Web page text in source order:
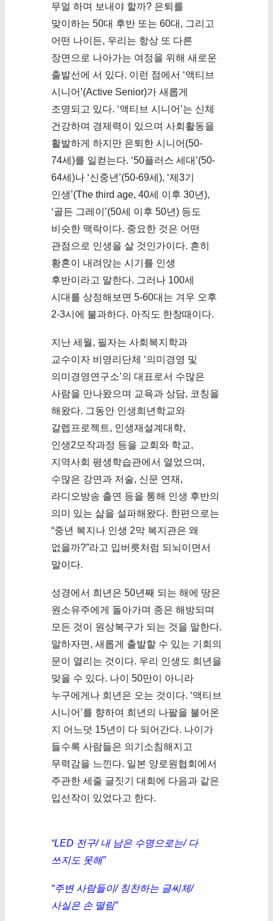
무얼 하며 보내야 할까? 은퇴를
맞이하는 50대 후반 또는 60대, 그리고
어떤 나이든, 우리는 항상 또 다른
장면으로 나아가는 여정을 위해 새로운
출발선에 서 있다. 이런 점에서 ‘액티브
시니어’(Active Senior)가 새롭게
조명되고 있다. ‘액티브 시니어’는 신체
건강하며 경제력이 있으며 사회활동을
활발하게 하지만 은퇴한 시니어(50-
74세)를 일컫는다. ‘50플러스 세대’(50-
64세)나 ‘신중년’(50-69세), ‘제3기
인생’(The third age, 40세 이후 30년),
‘골든 그레이’(50세 이후 50년) 등도
비슷한 맥락이다. 중요한 것은 어떤
관점으로 인생을 살 것인가이다. 흔히
황혼이 내려앉는 시기를 인생
후반이라고 말한다. 그러나 100세
시대를 상정해보면 5-60대는 겨우 오후
2-3시에 불과하다. 아직도 한창때이다.
지난 세월, 필자는 사회복지학과
교수이자 비영리단체 ‘의미경영 및
의미경영연구소’의 대표로서 수많은
사람을 만나왔으며 교육과 상담, 코칭을
해왔다. 그동안 인생희년학교와
갈렙프로젝트, 인생재설계대학,
인생2모작과정 등을 교회와 학교,
지역사회 평생학습관에서 열었으며,
수많은 강연과 저술, 신문 연재,
라디오방송 출연 등을 통해 인생 후반의
의미 있는 삶을 설파해왔다. 한편으로는
“중년 복지나 인생 2막 복지관은 왜
없을까?”라고 입버릇처럼 되뇌이면서
말이다.
성경에서 희년은 50년째 되는 해에 땅은
원소유주에게 돌아가며 종은 해방되며
모든 것이 원상복구가 되는 것을 말한다.
말하자면, 새롭게 출발할 수 있는 기회의
문이 열리는 것이다. 우리 인생도 희년을
맞을 수 있다. 나이 50만이 아니라
누구에게나 희년은 오는 것이다. ‘액티브
시니어’를 향하여 희년의 나팔을 불어온
지 어느덧 15년이 다 되어간다. 나이가
들수록 사람들은 의기소침해지고
무력감을 느낀다. 일본 양로원협회에서
주관한 세줄 글짓기 대회에 다음과 같은
입선작이 있었다고 한다.
“LED 전구/ 내 남은 수명으로는/ 다
쓰지도 못해”
“주변 사람들이/ 칭찬하는 글씨체/
사실은 손 떨림”